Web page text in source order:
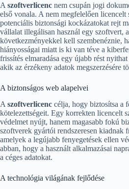
A szoftverlicenc nem csupán jogi
első vonala. A nem megfelelően licencelt
potenciális biztonsági kockázatokat rejt
vállalat illegálisan használ egy szoftvert,
következményekkel kell szembenéznie,
hiányosságai miatt is ki van téve a
frissítés elmaradása egy újabb rést
akik az érzékeny adatok megszerzésére
A biztonságos web alapelvei
A szoftverlicenc célja, hogy biztosítsa a
kötelezettségeit. Egy korrekten licencelt
védelmet nyújt, hanem magasabb fokú
szoftverek gyártói rendszeresen kiadnak
amelyek a legújabb fenyegetések ellen
abban, hogy a használt alkalmazásai
a céges adatokat.
A technológia világának fejlődése